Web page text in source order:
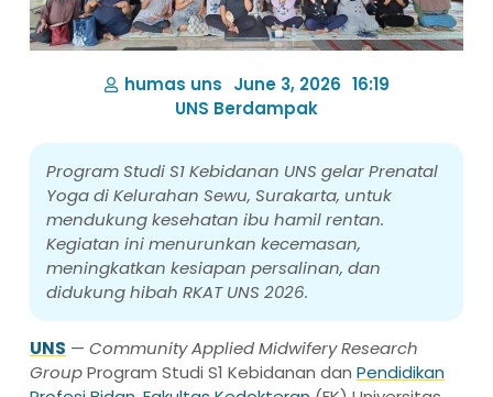
humas uns June 3, 2026 16:19
UNS Berdampak
Program Studi S1 Kebidanan UNS gelar Prenatal
Yoga di Kelurahan Sewu, Surakarta, untuk
mendukung kesehatan ibu hamil rentan.
Kegiatan ini menurunkan kecemasan,
meningkatkan kesiapan persalinan, dan
didukung hibah RKAT UNS 2026.
UNS — Community Applied Midwifery Research
GroupProgram Studi S1 Kebidanan dan Pendidikan